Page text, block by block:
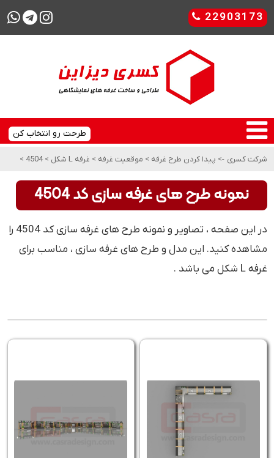
22903173
طرحت رو انتخاب کن
شرکت کسری -> پیدا کردن طرح غرفه > موقعیت غرفه > غرفه L شکل >
4504
>
نمونه طرح های غرفه سازی کد 4504
در این صفحه ، تصاویر و نمونه طرح های غرفه سازی کد 4504 را
مشاهده کنید. این مدل و طرح های غرفه سازی ، مناسب برای
غرفه L شکل می باشد .